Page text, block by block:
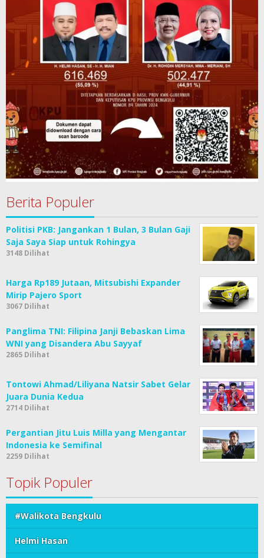
Berita Populer
Politisi PKB: Jangankan 1 Bulan, 3 Bulan Gaji
Saja Saya Siap untuk Rohingya
3148 Dilihat
Harga Rp189 Jutaan, Mitsubishi Expander
Mirip Pajero Sport
3067 Dilihat
Panglima TNI: Filipina Janji Bebaskan Lima
WNI yang Disandera Abu Sayyaf
2865 Dilihat
Tontowi Ahmad/Liliyana Natsir Sabet Gelar
Juara Dunia Kedua
2714 Dilihat
Pergantian Jitu Luis Milla yang Mengantar
Indonesia ke Semifinal
2259 Dilihat
Topik Populer
#Walikota Bengkulu
Helmi Hasan